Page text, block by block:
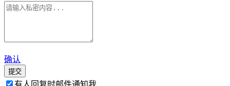
确认
提交